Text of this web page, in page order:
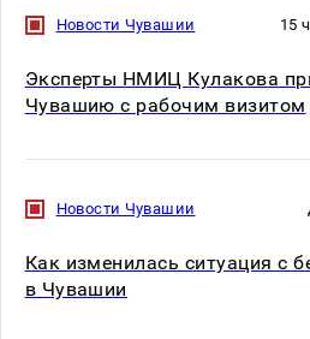
В магазинах России
ажиотаж из-за этого
СМИ:
Новости Чувашии 15
Эксперты НМИЦ Кулакова
Чувашию с рабочим визитом
Новости Чувашии
Как изменилась ситуация с
в Чувашии